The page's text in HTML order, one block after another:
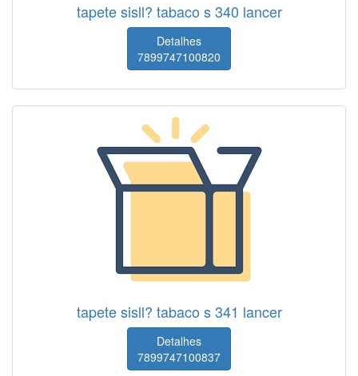
tapete sisll? tabaco s 340 lancer
Detalhes
7899747100820
tapete sisll? tabaco s 341 lancer
Detalhes
7899747100837